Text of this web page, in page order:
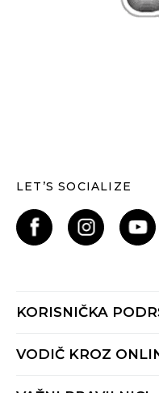
LET’S SOCIALIZE
KORISNIČKA
Provjerite status narudžbe
VODIČ KROZ
Kako se registrirati